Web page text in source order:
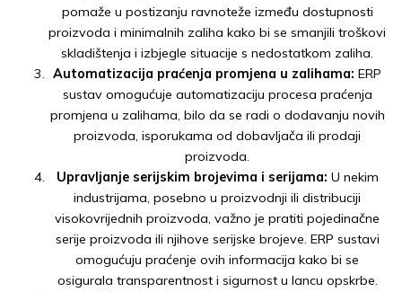
pomaže u postizanju ravnoteže između dostupnosti
proizvoda i minimalnih zaliha kako bi se smanjili troškovi
skladištenja i izbjegle situacije s nedostatkom zaliha.
Automatizacija praćenja promjena u zalihama: ERP
sustav omogućuje automatizaciju procesa praćenja
promjena u zalihama, bilo da se radi o dodavanju novih
proizvoda, isporukama od dobavljača ili prodaji
proizvoda.
Upravljanje serijskim brojevima i serijama: U nekim
industrijama, posebno u proizvodnji ili distribuciji
visokovrijednih proizvoda, važno je pratiti pojedinačne
serije proizvoda ili njihove serijske brojeve. ERP sustavi
omogućuju praćenje ovih informacija kako bi se
osigurala transparentnost i sigurnost u lancu opskrbe.